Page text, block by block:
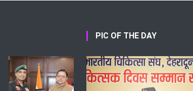
PIC OF THE DAY